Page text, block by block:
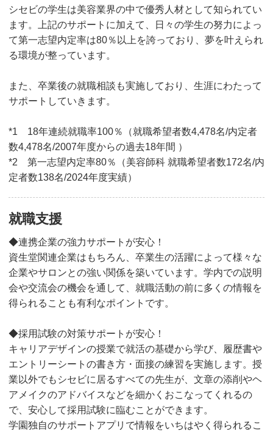
シセビの学生は美容業界の中で優秀人材として知られてい
ます。上記のサポートに加えて、日々の学生の努力によっ
て第一志望内定率は80％以上を誇っており、夢を叶えられ
る環境が整っています。
また、卒業後の就職相談も実施しており、生涯にわたって
サポートしていきます。
*1 18年連続就職率100％（就職希望者数4,478名/内定者
数4,478名/2007年度からの過去18年間 ）
*2 第一志望内定率80％（美容師科 就職希望者数172名/内
定者数138名/2024年度実績）
就職支援
◆連携企業の強力サポートが安心！
資生堂関連企業はもちろん、卒業生の活躍によって様々な
企業やサロンとの強い関係を築いています。学内での説明
会や交流会の機会を通して、就職活動の前に多くの情報を
得られることも有利なポイントです。
◆採用試験の対策サポートが安心！
キャリアデザインの授業で就活の基礎から学び、履歴書や
エントリーシートの書き方・面接の練習を実施します。授
業以外でもシセビに居るすべての先生が、文章の添削やヘ
アメイクのアドバイスなどを細かくおこなってくれるの
で、安心して採用試験に臨むことができます。
学園独自のサポートアプリで情報をいちはやく得られるこ